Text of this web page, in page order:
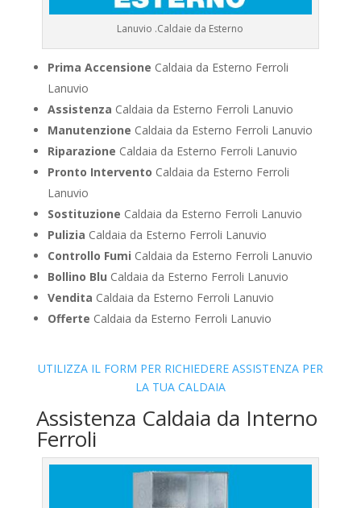
Lanuvio .Caldaie da Esterno
Prima Accensione Caldaia da Esterno Ferroli
Lanuvio
Assistenza Caldaia da Esterno Ferroli Lanuvio
Manutenzione Caldaia da Esterno Ferroli Lanuvio
Riparazione Caldaia da Esterno Ferroli Lanuvio
Pronto Intervento Caldaia da Esterno Ferroli
Lanuvio
Sostituzione Caldaia da Esterno Ferroli Lanuvio
Pulizia Caldaia da Esterno Ferroli Lanuvio
Controllo Fumi Caldaia da Esterno Ferroli Lanuvio
Bollino Blu Caldaia da Esterno Ferroli Lanuvio
Vendita Caldaia da Esterno Ferroli Lanuvio
Offerte Caldaia da Esterno Ferroli Lanuvio
UTILIZZA IL FORM PER RICHIEDERE ASSISTENZA PER
LA TUA CALDAIA
Assistenza Caldaia da Interno
Ferroli